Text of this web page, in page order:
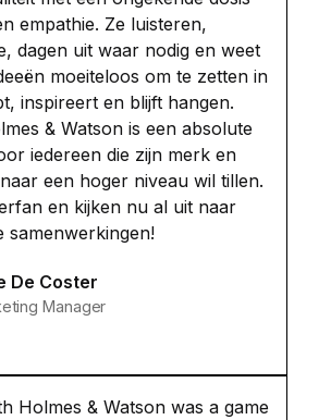
empathie. Ze luisteren,
dagen uit waar nodig en weet
moeiteloos om te zetten in
inspireert en blijft hangen.
& Watson is een absolute
iedereen die zijn merk en
een hoger niveau wil tillen.
en kijken nu al uit naar
samenwerkingen!
De Coster
Manager
Holmes & Watson was a game